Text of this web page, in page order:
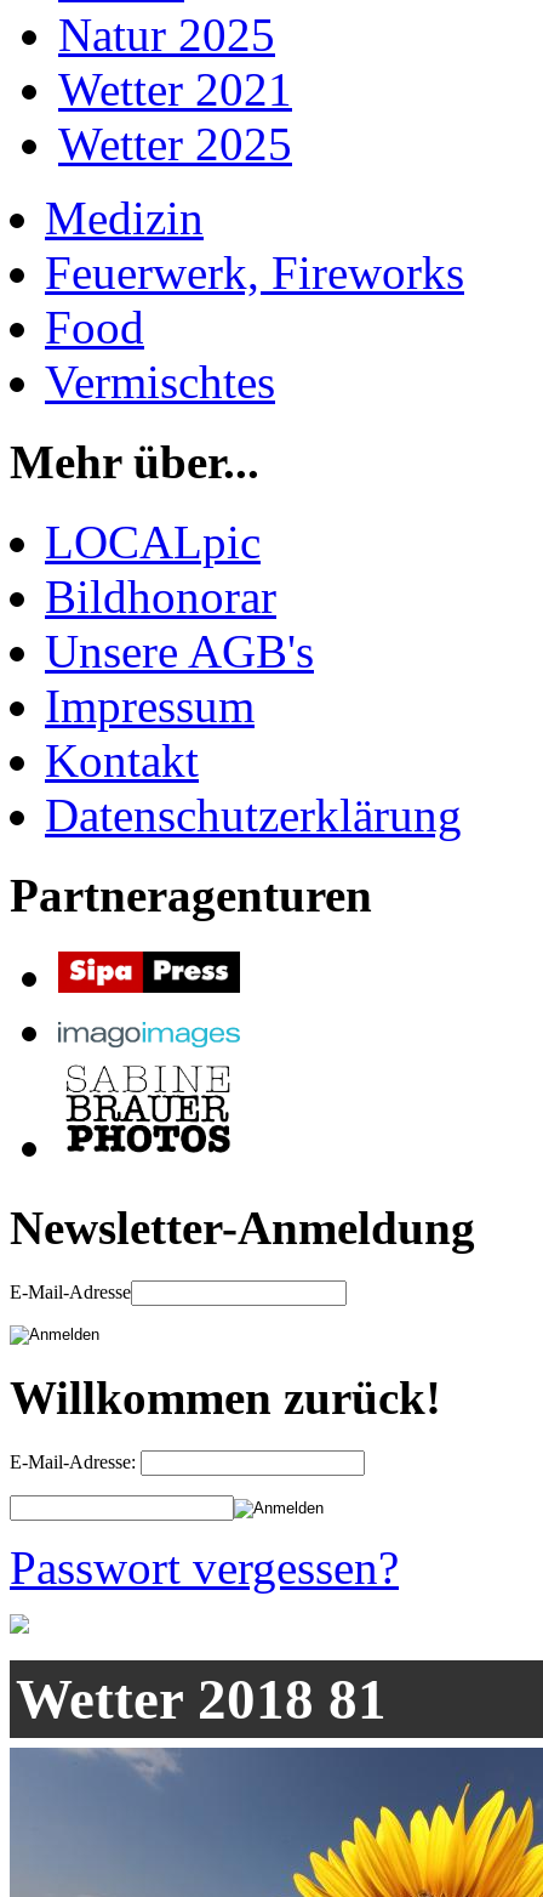
Natur 2025
Wetter 2021
Wetter 2025
Medizin
Feuerwerk, Fireworks
Food
Vermischtes
Mehr über...
LOCALpic
Bildhonorar
Unsere AGB's
Impressum
Kontakt
Datenschutzerklärung
Partneragenturen
Newsletter-Anmeldung
E-Mail-Adresse
Willkommen zurück!
E-Mail-Adresse:
Passwort vergessen?
Wetter 2018 81